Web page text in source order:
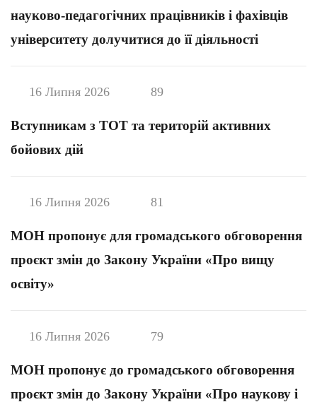
науково-педагогічних працівників і фахівців
університету долучитися до її діяльності
16 Липня 2026 89
Вступникам з ТОТ та територій активних
бойових дій
16 Липня 2026 81
МОН пропонує для громадського обговорення
проєкт змін до Закону України «Про вищу
освіту»
16 Липня 2026 79
МОН пропонує до громадського обговорення
проєкт змін до Закону України «Про наукову і